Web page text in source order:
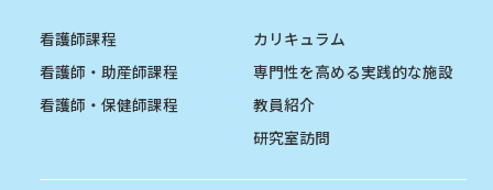
看護師課程
看護師・助産師課程
看護師・保健師課程
カリキュラム
専門性を高める実践的な施設
教員紹介
研究室訪問